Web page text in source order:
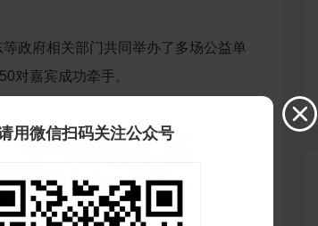
政府相关部门共同举办了多场公益单
对嘉宾成功牵手。

用微信扫码关注公众号